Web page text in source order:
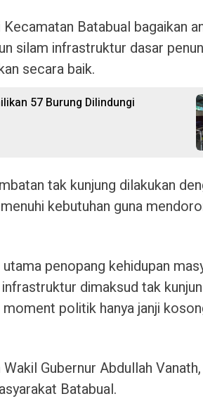
Batabual bagaikan
silam infrastruktur dasar
secara baik.
57 Burung Dilindungi
tak kunjung dilakukan
kebutuhan guna
penopang kehidupan
dimaksud tak
politik hanya janji
Gubernur Abdullah
Batabual.